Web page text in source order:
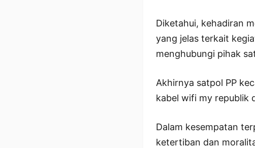
Diketahui, kehadiran
yang jelas terkait
menghubungi pihak
Akhirnya satpol PP
kabel wifi my republik
Dalam kesempatan
ketertiban dan